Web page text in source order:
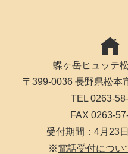
蝶ヶ岳ヒュッテ
〒399-0036 長野県松本
TEL 0263-
FAX 0263-
受付期間：4月23
※電話受付につい